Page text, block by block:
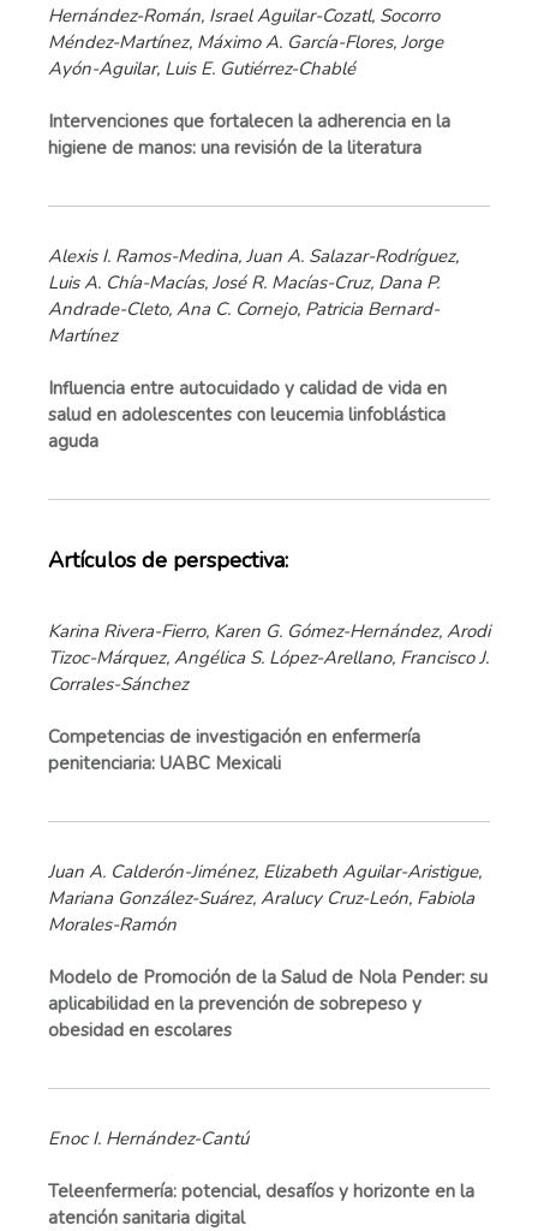
Hernández-Román, Israel Aguilar-Cozatl, Socorro
Méndez-Martínez, Máximo A. García-Flores, Jorge
Ayón-Aguilar, Luis E. Gutiérrez-Chablé
Intervenciones que fortalecen la adherencia en la
higiene de manos: una revisión de la literatura
Alexis I. Ramos-Medina, Juan A. Salazar-Rodríguez,
Luis A. Chía-Macías, José R. Macías-Cruz, Dana P.
Andrade-Cleto, Ana C. Cornejo, Patricia Bernard-
Martínez
Influencia entre autocuidado y calidad de vida en
salud en adolescentes con leucemia linfoblástica
aguda
Artículos de perspectiva:
Karina Rivera-Fierro, Karen G. Gómez-Hernández, Arodi
Tizoc-Márquez, Angélica S. López-Arellano, Francisco J.
Corrales-Sánchez
Competencias de investigación en enfermería
penitenciaria: UABC Mexicali
Juan A. Calderón-Jiménez, Elizabeth Aguilar-Aristigue,
Mariana González-Suárez, Aralucy Cruz-León, Fabiola
Morales-Ramón
Modelo de Promoción de la Salud de Nola Pender: su
aplicabilidad en la prevención de sobrepeso y
obesidad en escolares
Enoc I. Hernández-Cantú
Teleenfermería: potencial, desafíos y horizonte en la
atención sanitaria digital